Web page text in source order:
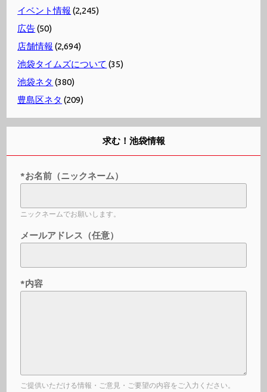
イベント情報 (2,245)
広告(50)
店舗情報 (2,694)
池袋タイムズについて (35)
池袋ネタ (380)
豊島区ネタ (209)
求む！池袋情報
*お名前（ニックネーム）
ニックネームでお願いします。
メールアドレス（任意）
*内容
ご提供いただける情報・ご意見・ご要望の内容をご入力ください。